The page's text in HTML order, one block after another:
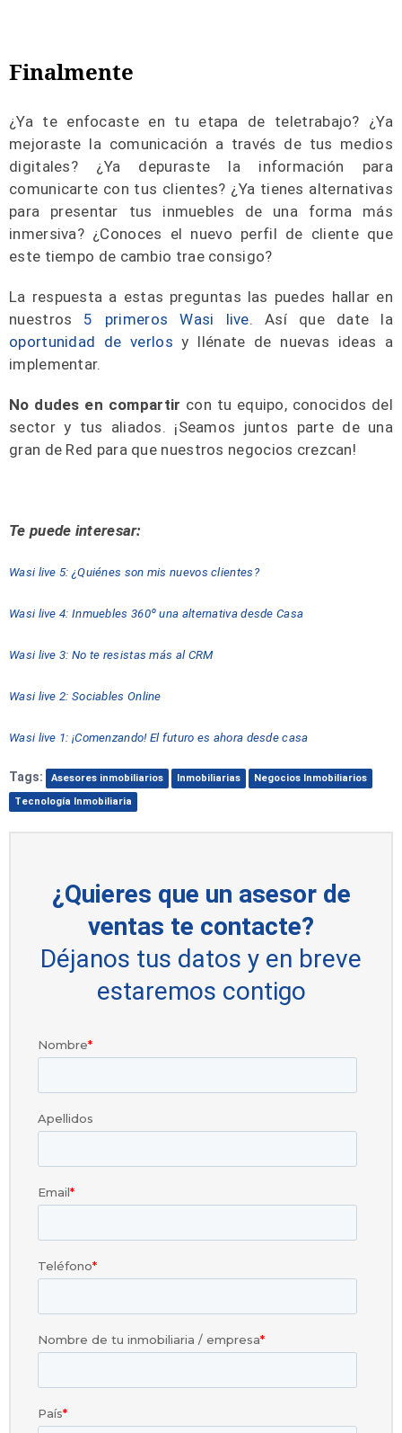
Finalmente
¿Ya te enfocaste en tu etapa de teletrabajo? ¿Ya
mejoraste la comunicación a través de tus medios
digitales? ¿Ya depuraste la información para
comunicarte con tus clientes? ¿Ya tienes alternativas
para presentar tus inmuebles de una forma más
inmersiva? ¿Conoces el nuevo perfil de cliente que
este tiempo de cambio trae consigo?
La respuesta a estas preguntas las puedes hallar en
nuestros 5 primeros Wasi live. Así que date la
oportunidad de verlos y llénate de nuevas ideas a
implementar.
No dudes en compartir con tu equipo, conocidos del
sector y tus aliados. ¡Seamos juntos parte de una
gran de Red para que nuestros negocios crezcan!
Te puede interesar:
Wasi live 5: ¿Quiénes son mis nuevos clientes?
Wasi live 4: Inmuebles 360º una alternativa desde Casa
Wasi live 3: No te resistas más al CRM
Wasi live 2: Sociables Online
Wasi live 1: ¡Comenzando! El futuro es ahora desde casa
Tags: Asesores inmobiliarios Inmobiliarias
Negocios Inmobiliarios
Tecnología Inmobiliaria
¿Quieres que un asesor de
ventas te contacte?
Déjanos tus datos y en breve
estaremos contigo